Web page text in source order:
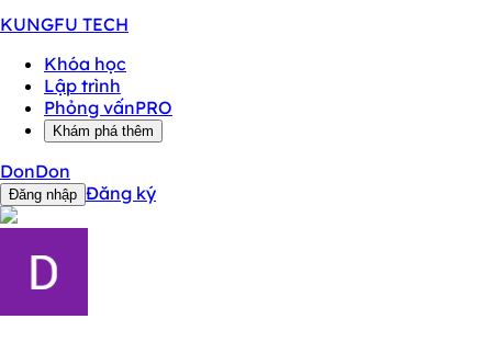
KUNGFU TECH
Khóa học
Lập trình
Phỏng vấnPRO
Khám phá thêm
DonDon
Đăng nhập Đăng ký